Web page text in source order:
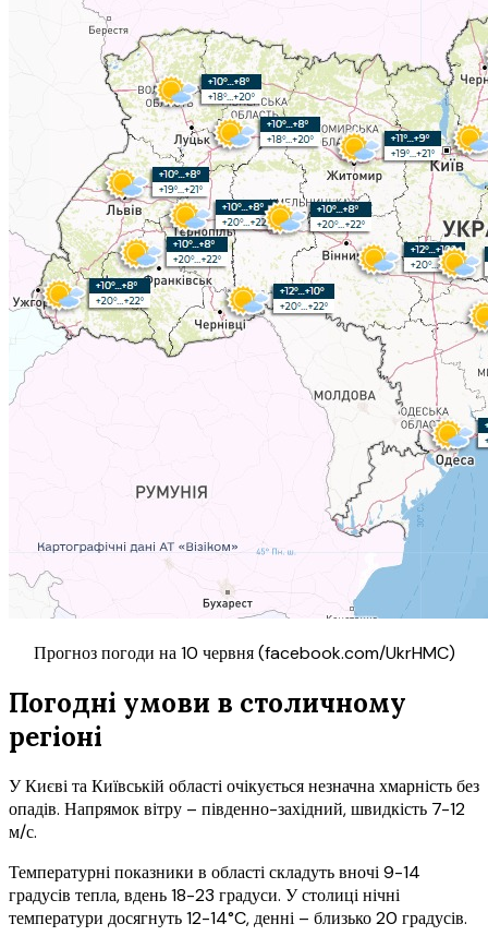
Прогноз погоди на 10 червня (facebook.com/UkrHMC)
Погодні умови в столичному
регіоні
У Києві та Київській області очікується незначна хмарність без
опадів. Напрямок вітру – південно-західний, швидкість 7-12
м/с.
Температурні показники в області складуть вночі 9-14
градусів тепла, вдень 18-23 градуси. У столиці нічні
температури досягнуть 12-14°C, денні – близько 20 градусів.